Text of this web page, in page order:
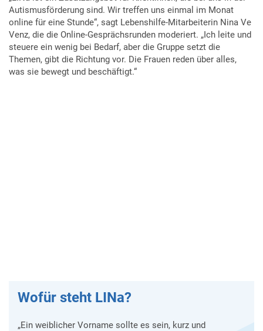
Autismusförderung sind. Wir treffen uns einmal im Monat
online für eine Stunde“, sagt Lebenshilfe-Mitarbeiterin Nina Ve
Venz, die die Online-Gesprächsrunden moderiert. „Ich leite und
steuere ein wenig bei Bedarf, aber die Gruppe setzt die
Themen, gibt die Richtung vor. Die Frauen reden über alles,
was sie bewegt und beschäftigt.“
Wofür steht LINa?
„Ein weiblicher Vorname sollte es sein, kurz und